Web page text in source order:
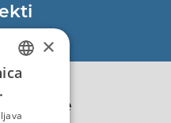
Core
JASPPer
NauTour
CROATIAN
×